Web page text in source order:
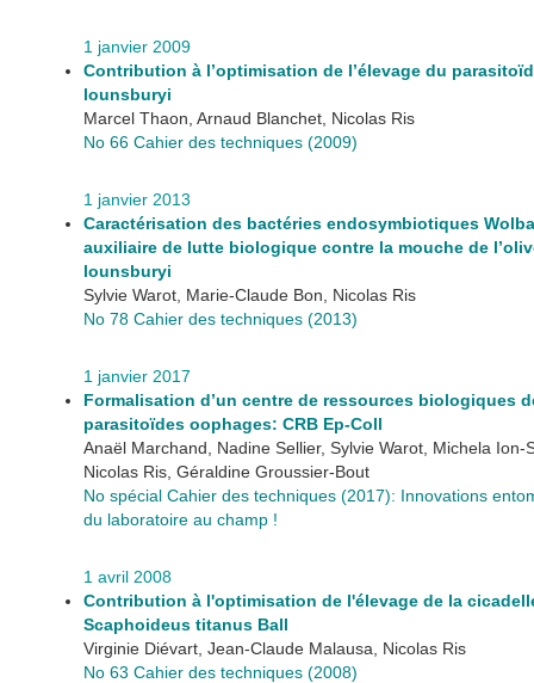
1 janvier 2009
Contribution à l’optimisation de l’élevage du
lounsburyi
Marcel Thaon, Arnaud Blanchet, Nicolas Ris
No 66 Cahier des techniques (2009)
1 janvier 2013
Caractérisation des bactéries endosymbiotiques
auxiliaire de lutte biologique contre la mouche de
lounsburyi
Sylvie Warot, Marie-Claude Bon, Nicolas Ris
No 78 Cahier des techniques (2013)
1 janvier 2017
Formalisation d’un centre de ressources biologiques
parasitoïdes oophages: CRB Ep-Coll
Anaël Marchand, Nadine Sellier, Sylvie Warot, Michela Ion-
Nicolas Ris, Géraldine Groussier-Bout
No spécial Cahier des techniques (2017): Innovations
du laboratoire au champ !
1 avril 2008
Contribution à l'optimisation de l'élevage de la
Scaphoideus titanus Ball
Virginie Diévart, Jean-Claude Malausa, Nicolas Ris
No 63 Cahier des techniques (2008)